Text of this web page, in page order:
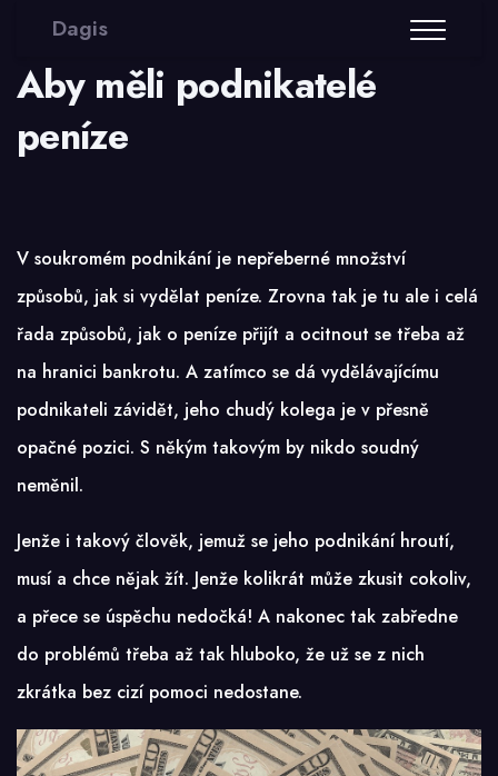
Dagis
Aby měli podnikatelé
peníze
V soukromém podnikání je nepřeberné množství
způsobů, jak si vydělat peníze. Zrovna tak je tu ale i celá
řada způsobů, jak o peníze přijít a ocitnout se třeba až
na hranici bankrotu. A zatímco se dá vydělávajícímu
podnikateli závidět, jeho chudý kolega je v přesně
opačné pozici. S někým takovým by nikdo soudný
neměnil.
Jenže i takový člověk, jemuž se jeho podnikání hroutí,
musí a chce nějak žít. Jenže kolikrát může zkusit cokoliv,
a přece se úspěchu nedočká! A nakonec tak zabředne
do problémů třeba až tak hluboko, že už se z nich
zkrátka bez cizí pomoci nedostane.